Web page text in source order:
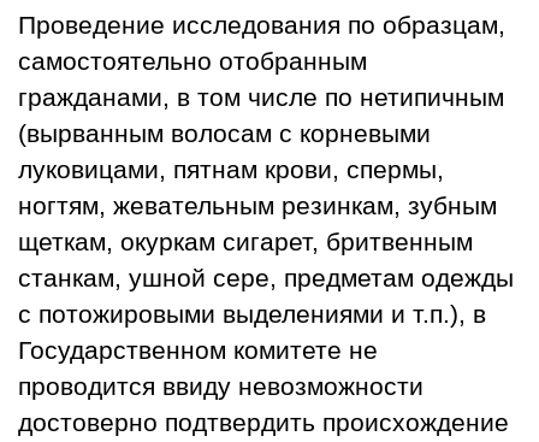
Проведение исследования по образцам,
самостоятельно отобранным
гражданами, в том числе по нетипичным
(вырванным волосам с корневыми
луковицами, пятнам крови, спермы,
ногтям, жевательным резинкам, зубным
щеткам, окуркам сигарет, бритвенным
станкам, ушной сере, предметам одежды
с потожировыми выделениями и т.п.), в
Государственном комитете не
проводится ввиду невозможности
достоверно подтвердить происхождение